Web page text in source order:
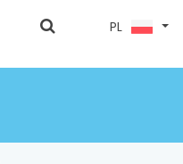
pokaż
PL